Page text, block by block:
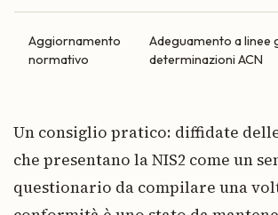
Aggiornamento
normativo
Adeguamento a linee
determinazioni ACN
Un consiglio pratico: diffidate
che presentano la NIS2 come un
questionario da compilare una